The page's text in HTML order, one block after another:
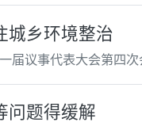
城乡环境整治
届议事代表大会第四次
问题得缓解